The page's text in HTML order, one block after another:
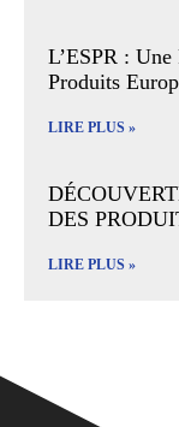
L’ESPR :
Produits
LIRE PLUS »
DES
LIRE PLUS »